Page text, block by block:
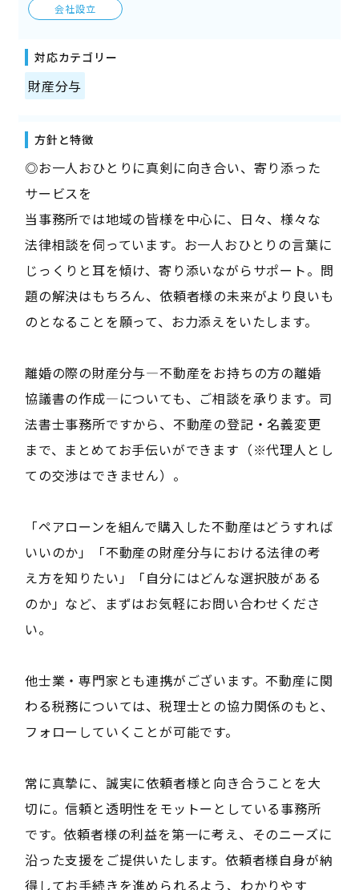
会社設立
対応カテゴリー
財産分与
方針と特徴
◎お一人おひとりに真剣に向き合い、寄り添った
サービスを
当事務所では地域の皆様を中心に、日々、様々な
法律相談を伺っています。お一人おひとりの言葉に
じっくりと耳を傾け、寄り添いながらサポート。問
題の解決はもちろん、依頼者様の未来がより良いも
のとなることを願って、お力添えをいたします。
離婚の際の財産分与―不動産をお持ちの方の離婚
協議書の作成―についても、ご相談を承ります。司
法書士事務所ですから、不動産の登記・名義変更
まで、まとめてお手伝いができます（※代理人とし
ての交渉はできません）。
「ペアローンを組んで購入した不動産はどうすれば
いいのか」「不動産の財産分与における法律の考
え方を知りたい」「自分にはどんな選択肢がある
のか」など、まずはお気軽にお問い合わせくださ
い。
他士業・専門家とも連携がございます。不動産に関
わる税務については、税理士との協力関係のもと、
フォローしていくことが可能です。
常に真摯に、誠実に依頼者様と向き合うことを大
切に。信頼と透明性をモットーとしている事務所
です。依頼者様の利益を第一に考え、そのニーズに
沿った支援をご提供いたします。依頼者様自身が納
得してお手続きを進められるよう、わかりやす